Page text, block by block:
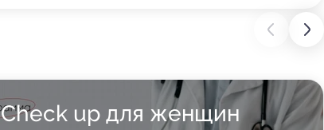
Check up для женщин